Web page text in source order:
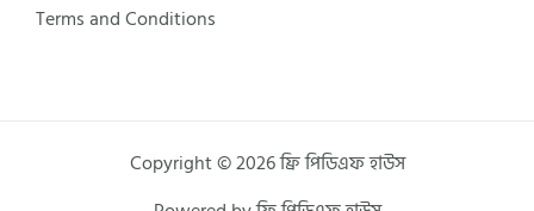
Terms and Conditions
Copyright © 2026 ফ্রি পিডিএফ হাউস